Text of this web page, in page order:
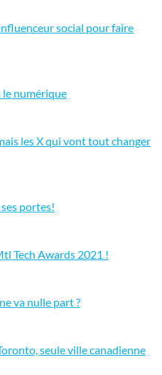
social pour faire
numérique
les X qui vont tout changer
portes!
Tech Awards 2021 !
va nulle part ?
seule ville canadienne